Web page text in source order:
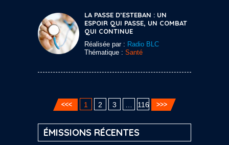
LA PASSE D’ESTEBAN : UN
ESPOIR QUI PASSE, UN COMBAT
QUI CONTINUE
Réalisée par : Radio BLC
Thématique : Santé
1 2 3 116
ÉMISSIONS RÉCENTES